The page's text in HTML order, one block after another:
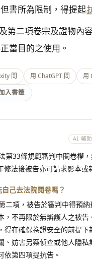
書所為限制，得提起
第二項卷宗及證物內
當目的之使用。
問 用 ChatGPT 問
用
入書籤
AI 輔
第33條規範審判中閱卷權
修法後被告亦可請求影本或
己去法院閱卷嗎？
二項，被告於審判中得預納
，不再限於無辯護人之被告
得在確保卷證安全的前提下
、妨害另案偵查或他人隱私
依第四項提抗告。